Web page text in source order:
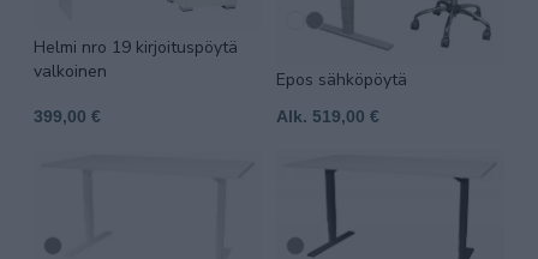
Helmi nro 19 kirjoituspöytä
valkoinen
399,00 €
Epos sähköpöytä
Alk. 519,00 €